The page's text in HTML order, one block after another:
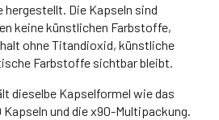
Die Kapseln sind
keine künstlichen Farbstoffe,
ohne Titandioxid, künstliche
Farbstoffe sichtbar bleibt.
dieselbe Kapselformel wie das
und die x90-Multipackung.